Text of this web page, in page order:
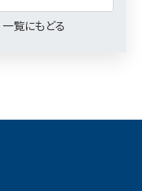
一覧にもどる